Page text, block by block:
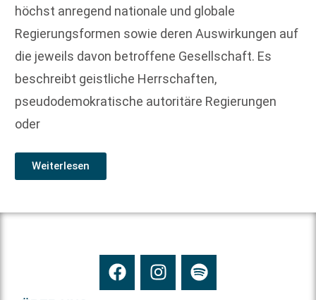
höchst anregend nationale und globale
Regierungsformen sowie deren Auswirkungen auf
die jeweils davon betroffene Gesellschaft. Es
beschreibt geistliche Herrschaften,
pseudodemokratische autoritäre Regierungen
oder
Weiterlesen